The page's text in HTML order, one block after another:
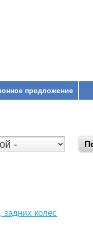
предложение
колес